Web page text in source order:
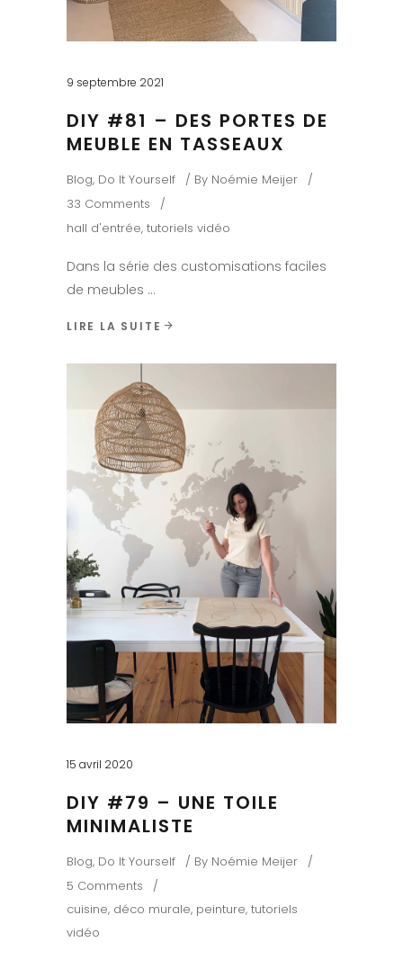
9 septembre 2021
DIY #81 – DES PORTES DE
MEUBLE EN TASSEAUX
Blog, Do It Yourself By Noémie Meijer
33 Comments
hall d'entrée, tutoriels vidéo
Dans la série des customisations faciles
de meubles
LIRE LA SUITE
15 avril 2020
DIY #79 – UNE TOILE
MINIMALISTE
Blog, Do It Yourself By Noémie Meijer
5 Comments
cuisine, déco murale, peinture, tutoriels
vidéo